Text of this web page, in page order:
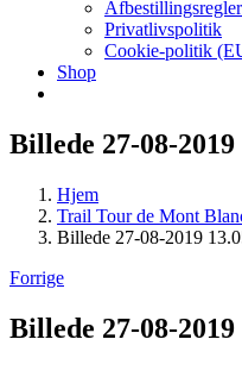
Privatlivspolitik
Cookie-politik
Shop
Billede 27-08-2019
Hjem
Trail Tour de Mont
Billede 27-08-2019
Forrige
Billede 27-08-2019